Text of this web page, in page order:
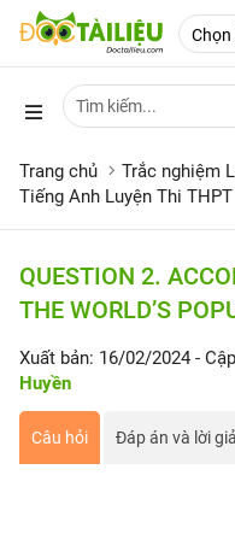
Trang chủ Trắc nghiệm
Tiếng Anh Luyện Thi THPT
QUESTION 2.
THE WORLD’S
Xuất bản: 16/02/2024 -
Huyền
Câu hỏi Đáp án và lời